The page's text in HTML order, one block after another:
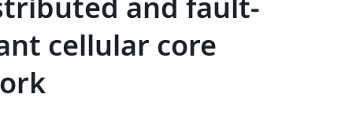
cellular core